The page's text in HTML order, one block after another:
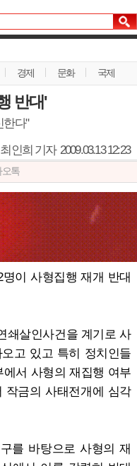
경제 문화 국제
반대'
한다"
최인희 기자 2009.03.13 12:23
오톡
이 사형집행 재개 반대
쇄살인사건을 계기로 사
고 있고 특히 정치인들
서 사형의 재집행 여부
작금의 사태전개에 심각
를 바탕으로 사형의 재